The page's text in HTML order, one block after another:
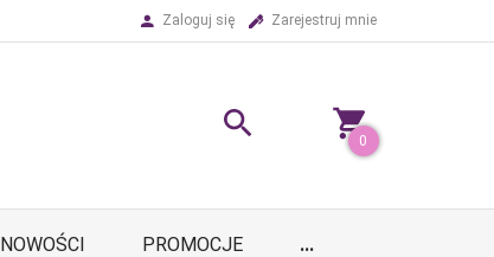
Zaloguj się Zarejestruj mnie
0
NOWOŚCI PROMOCJE ...